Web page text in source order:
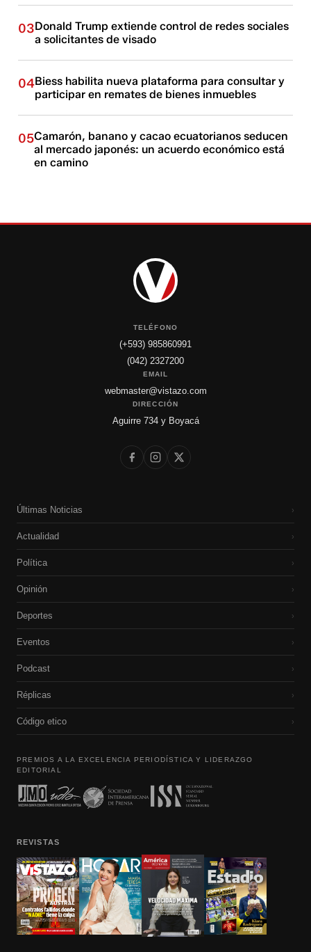
03Donald Trump extiende control de redes sociales
a solicitantes de visado
04Biess habilita nueva plataforma para consultar y
participar en remates de bienes inmuebles
05Camarón, banano y cacao ecuatorianos seducen
al mercado japonés: un acuerdo económico está
en camino
TELÉFONO
(+593) 985860991
(042) 2327200
EMAIL
webmaster@vistazo.com
DIRECCIÓN
Aguirre 734 y Boyacá
Últimas Noticias ›
Actualidad ›
Política ›
Opinión ›
Deportes ›
Eventos ›
Podcast ›
Réplicas ›
Código etico ›
PREMIOS A LA EXCELENCIA PERIODÍSTICA Y LIDERAZGO
EDITORIAL
REVISTAS